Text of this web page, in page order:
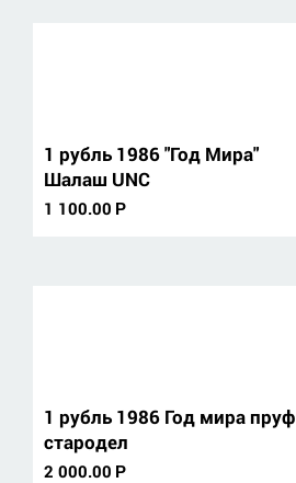
1 рубль 1986 "Год Мира"
Шалаш UNC
1 100.00 Р
1 рубль 1986 Год мира пруф
стародел
2 000.00 Р